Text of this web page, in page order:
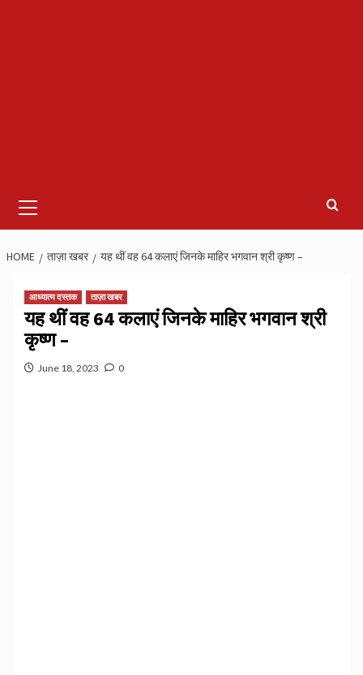
Menu
HOME ताज़ा खबर यह थीं वह 64 कलाएं जिनके माहिर भगवान श्री कृष्ण –
आध्यात्म दस्तक ताज़ा खबर
यह थीं वह 64 कलाएं जिनके माहिर भगवान श्री
कृष्ण –
June 18, 2023 0